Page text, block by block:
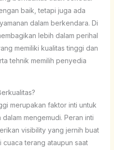
baik, tetapi juga ada
dalam berkendara. Di
lebih dalam perihal
memiliki kualitas tinggi dan
tehnik memilih penyedia
merupakan faktor inti untuk
mengemudi. Peran inti
visibility yang jernih buat
terang ataupun saat